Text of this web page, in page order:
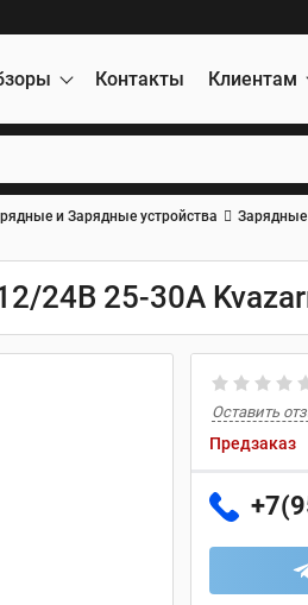
Контакты Клиентам
и Зарядные устройства
Зарядные
24В 25-30А
Оставить
Предзаказ